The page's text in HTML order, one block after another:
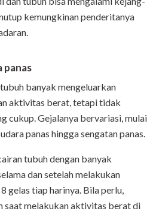
kemungkinan penderitanya
panas
banyak mengeluarkan
aktivitas berat, tetapi tidak
cukup. Gejalanya bervariasi, mulai
panas hingga sengatan panas.
tubuh dengan banyak
dan setelah melakukan
gelas tiap harinya. Bila perlu,
saat melakukan aktivitas berat di